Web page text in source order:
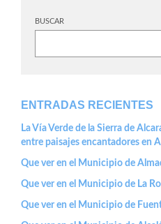
BUSCAR
ENTRADAS RECIENTES
La Vía Verde de la Sierra de
entre paisajes encantadores en
Que ver en el Municipio de
Que ver en el Municipio de La
Que ver en el Municipio de